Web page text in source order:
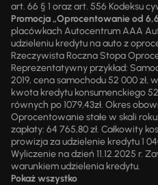
art. 66 § 1 oraz art. 556 Kodeksu
Promocja „Oprocentowanie od
placówkach Autocentrum AAA
udzieleniu kredytu na auto z
Rzeczywista Roczna Stopa
Reprezentatywny przykład:
2019, cena samochodu 52 000 zł,
kwota kredytu konsumenckiego
równych po 1079,43zł. Okres
Oprocentowanie stałe w skali
zapłaty: 64 765,80 zł. Całkowity
prowizja za udzielenie kredytu 1
Wyliczenie na dzień 11.12.2025 r.
warunkiem udzielenia kredytu.
Pokaż wszystko